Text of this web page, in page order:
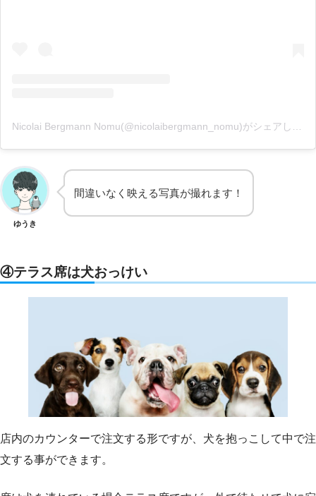
ゆうき
間違いなく映える写真が撮れます！
④テラス席は犬おっけい
店内のカウンターで注文する形ですが、犬を抱っこして中で注
文する事ができます。